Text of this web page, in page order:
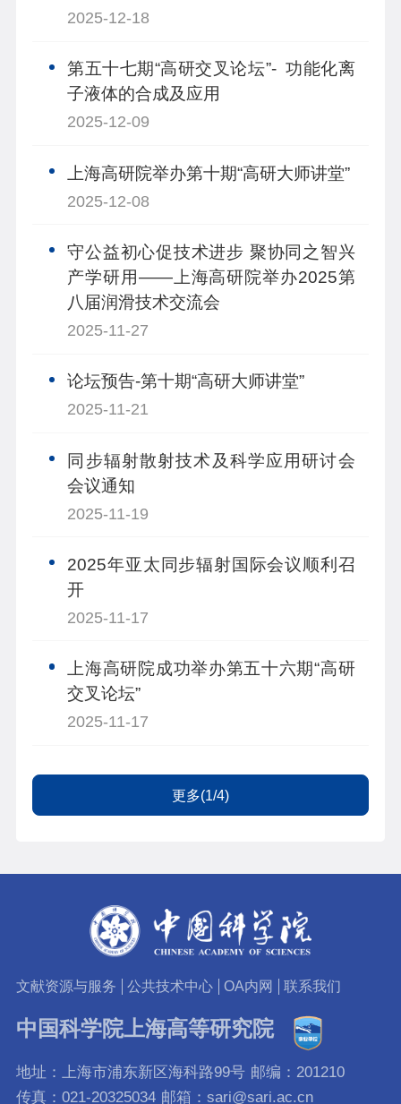
2025-12-18
第五十七期“高研交叉论坛”- 功能化离
子液体的合成及应用
2025-12-09
上海高研院举办第十期“高研大师讲堂”
2025-12-08
守公益初心促技术进步 聚协同之智兴
产学研用——上海高研院举办2025第
八届润滑技术交流会
2025-11-27
论坛预告-第十期“高研大师讲堂”
2025-11-21
同步辐射散射技术及科学应用研讨会
会议通知
2025-11-19
2025年亚太同步辐射国际会议顺利召
开
2025-11-17
上海高研院成功举办第五十六期“高研
交叉论坛”
2025-11-17
更多(1/4)
文献资源与服务 公共技术中心 OA内网 联系我们
中国科学院上海高等研究院
地址：上海市浦东新区海科路99号 邮编：201210
传真：021-20325034 邮箱：sari@sari.ac.cn